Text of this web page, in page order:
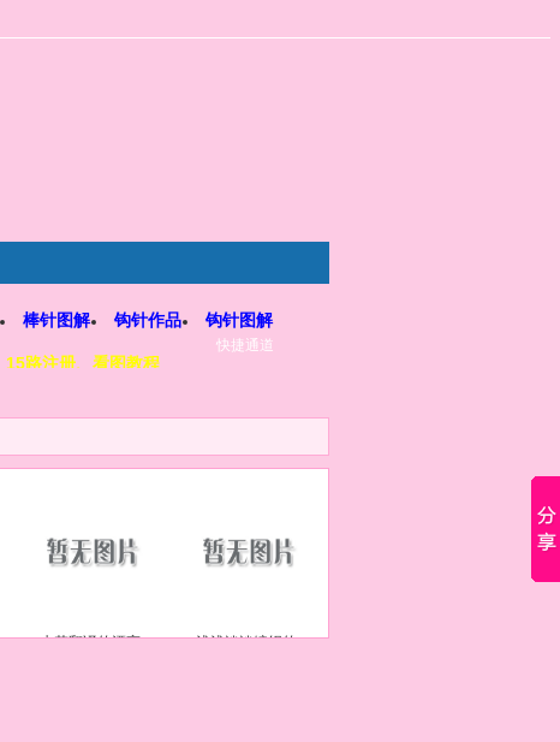
快捷通道
15路注册、看图教程
棒针图解 钩针作品
钩针图解
水若翻译的漂亮 浅浅淡淡编织的